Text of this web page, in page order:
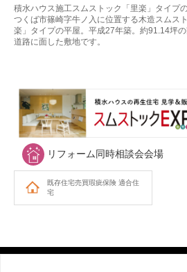
既存住宅売買瑕疵保険 適合住
宅
積水ハウス施工スムストック「里楽」タイプ
つくば市篠崎字牛ノ入に位置する木造スムス
楽」タイプの平屋。平成27年築。約91.14坪
道路に面した敷地です。
リフォーム同時相談会会場